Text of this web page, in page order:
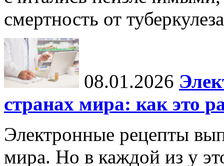
смертность от
08.01.2026
странах мира: как это
Электронные рецепты
мира. Но в каждой из у